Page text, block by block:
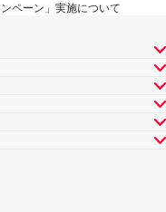
ペーン」実施について